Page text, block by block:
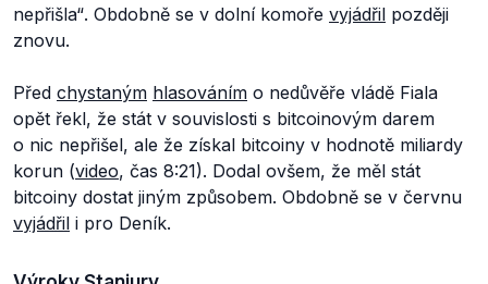
nepřišla“. Obdobně se v dolní komoře vyjádřil později
znovu.
Před chystaným hlasováním o nedůvěře vládě Fiala
opět řekl, že stát v souvislosti s bitcoinovým darem
o nic nepřišel, ale že získal bitcoiny v hodnotě miliardy
korun (video, čas 8:21). Dodal ovšem, že měl stát
bitcoiny dostat jiným způsobem. Obdobně se v červnu
vyjádřil i pro Deník.